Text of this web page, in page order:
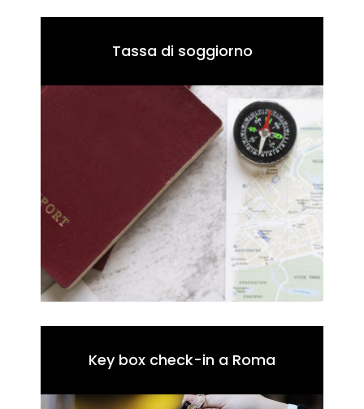
Tassa di soggiorno
Key box check-in a Roma